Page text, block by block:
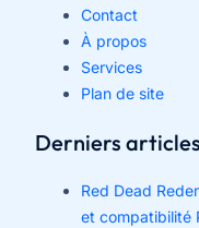
Contact
À propos
Services
Plan de site
Derniers articles
Red Dead
et compatibilité